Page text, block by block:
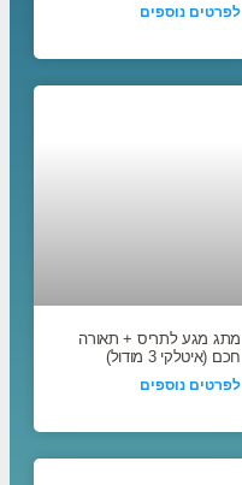
לפרטים נוספים
מתג מגע לתריס + תאורה
חכם (איטלקי 3 מודול)
לפרטים נוספים